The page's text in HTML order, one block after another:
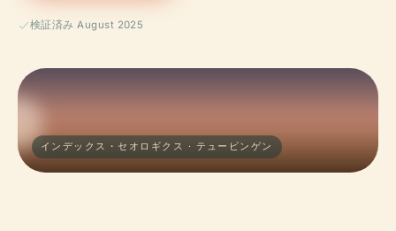
検証済み August 2025
インデックス・セオロギクス · テュービンゲン